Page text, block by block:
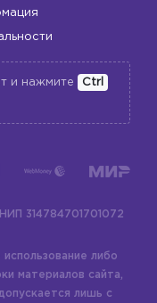
и нажмите
Ctrl
314784701701072
либо
материалов сайта,
лишь с